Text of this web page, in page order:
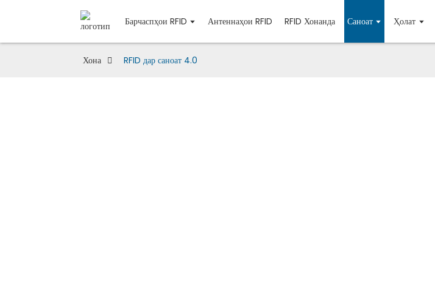
Барчаспҳои RFID Антеннаҳои RFID RFID Хонанда Саноат Ҳолат
Хона RFID дар саноат 4.0